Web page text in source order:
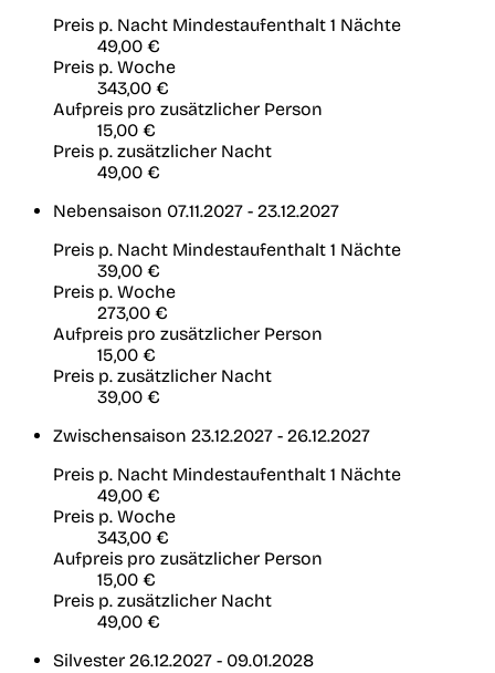
Preis p. Nacht Mindestaufenthalt 1 Nächte
49,00 €
Preis p. Woche
343,00 €
Aufpreis pro zusätzlicher Person
15,00 €
Preis p. zusätzlicher Nacht
49,00 €
Nebensaison 07.11.2027 - 23.12.2027
Preis p. Nacht Mindestaufenthalt 1 Nächte
39,00 €
Preis p. Woche
273,00 €
Aufpreis pro zusätzlicher Person
15,00 €
Preis p. zusätzlicher Nacht
39,00 €
Zwischensaison 23.12.2027 - 26.12.2027
Preis p. Nacht Mindestaufenthalt 1 Nächte
49,00 €
Preis p. Woche
343,00 €
Aufpreis pro zusätzlicher Person
15,00 €
Preis p. zusätzlicher Nacht
49,00 €
Silvester 26.12.2027 - 09.01.2028